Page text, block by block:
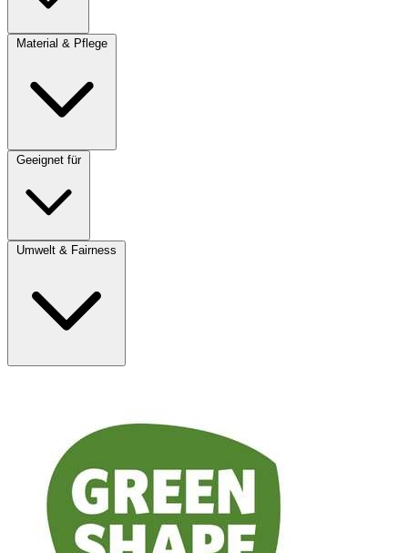
Material & Pflege
Geeignet für
Umwelt & Fairness